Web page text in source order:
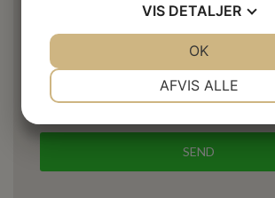
VIS DETALJER
AFVIS ALLE
OK